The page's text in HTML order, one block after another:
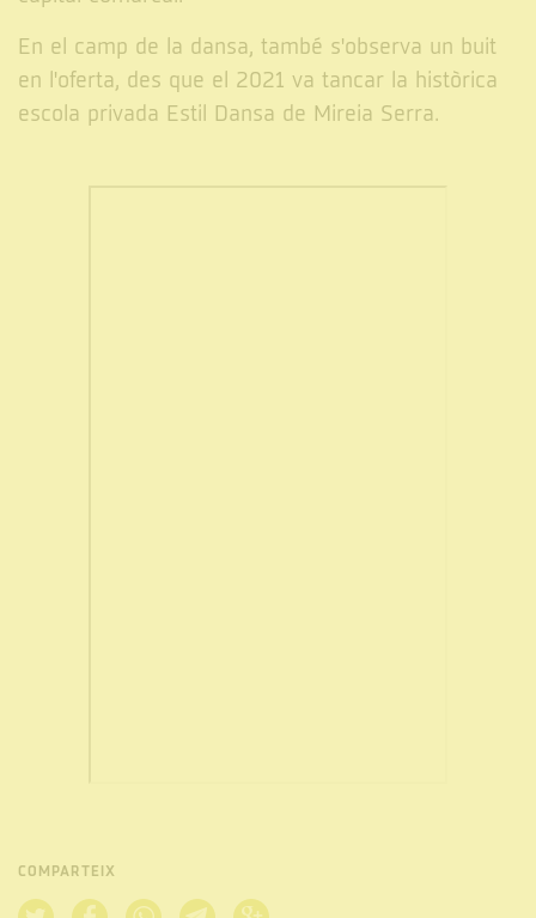
En el camp de la dansa, també s'observa un buit
en l'oferta, des que el 2021 va tancar la històrica
escola privada Estil Dansa de Mireia Serra.
COMPARTEIX